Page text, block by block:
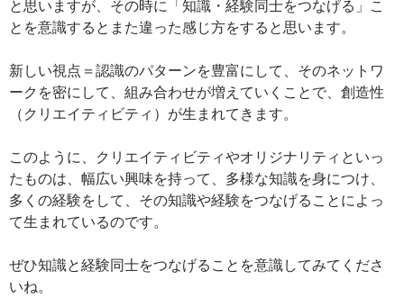
と思いますが、その時に「知識・経験同士をつなげる」こ
とを意識するとまた違った感じ方をすると思います。
新しい視点＝認識のパターンを豊富にして、そのネットワ
ークを密にして、組み合わせが増えていくことで、創造性
（クリエイティビティ）が生まれてきます。
このように、クリエイティビティやオリジナリティといっ
たものは、幅広い興味を持って、多様な知識を身につけ、
多くの経験をして、その知識や経験をつなげることによっ
て生まれているのです。
ぜひ知識と経験同士をつなげることを意識してみてくださ
いね。